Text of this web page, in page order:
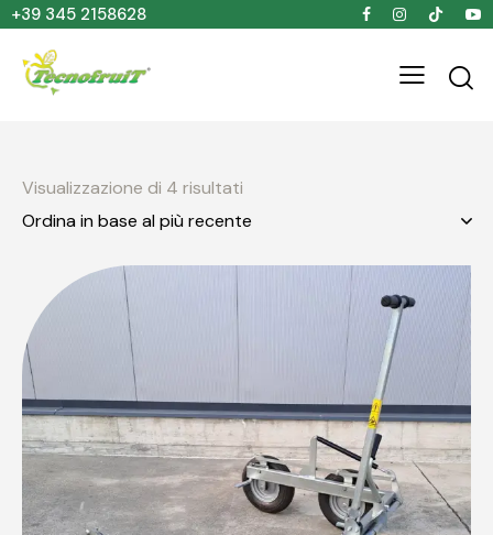
+39 345 2158628
Visualizzazione di 4 risultati